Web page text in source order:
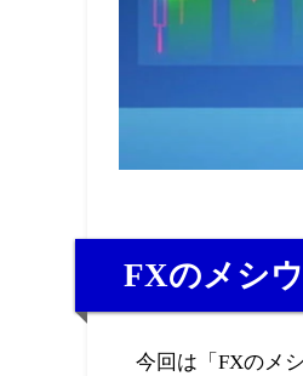
FXのメシ
今回は「FXのメ